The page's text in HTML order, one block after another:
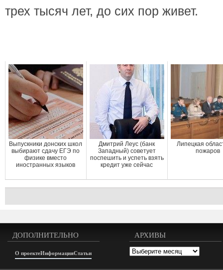
трех тысяч лет, до сих пор живет.
Выпускники донских школ
выбирают сдачу ЕГЭ по
физике вместо
иностранных языков
Дмитрий Леус (банк
Западный) советует
поспешить и успеть взять
кредит уже сейчас
Липецкая
пожаров
ДОПОЛНИТЕЛЬНО
О проектеИнформацияСтатьи
АРХИВЫ
Архивы